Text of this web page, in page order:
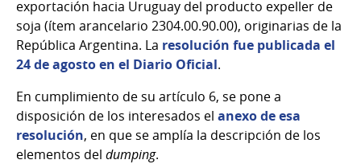
exportación hacia Uruguay del producto expeller de
soja (ítem arancelario 2304.00.90.00), originarias de la
República Argentina. La resolución fue publicada el
24 de agosto en el Diario Oficial.
En cumplimiento de su artículo 6, se pone a
disposición de los interesados el anexo de esa
resolución, en que se amplía la descripción de los
elementos del dumping.